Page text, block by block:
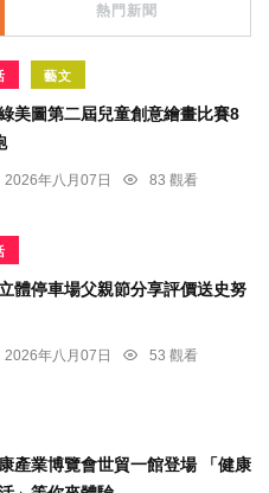
熱門新聞
藝文
美圖第二屆兒童創意繪畫比賽8
2026年八月07日
83 觀看
體停車場父親節分享評價送史努
2026年八月07日
53 觀看
產業博覽會世貿一館登場 「健康